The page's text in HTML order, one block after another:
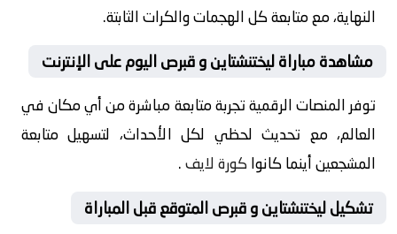
النهاية، مع متابعة كل الهجمات والكرات الثابتة.
مشاهدة مباراة ليختنشتاين و قبرص اليوم على الإنترنت
توفر المنصات الرقمية تجربة متابعة مباشرة من أي مكان في
العالم، مع تحديث لحظي لكل الأحداث، لتسهيل متابعة
المشجعين أينما كانواكورة لايف.
تشكيل ليختنشتاين و قبرص المتوقع قبل المباراة